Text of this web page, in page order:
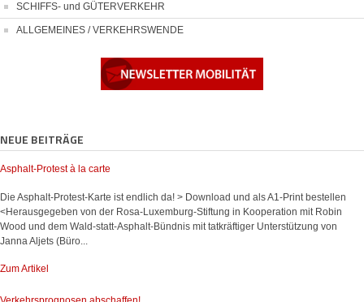
SCHIFFS- und GÜTERVERKEHR
ALLGEMEINES / VERKEHRSWENDE
NEUE BEITRÄGE
Asphalt-Protest à la carte
Die Asphalt-Protest-Karte ist endlich da! > Download und als A1-Print bestellen
<Herausgegeben von der Rosa-Luxemburg-Stiftung in Kooperation mit Robin
Wood und dem Wald-statt-Asphalt-Bündnis mit tatkräftiger Unterstützung von
Janna Aljets (Büro...
Zum Artikel